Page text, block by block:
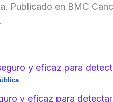
Publicado en BMC
y eficaz para